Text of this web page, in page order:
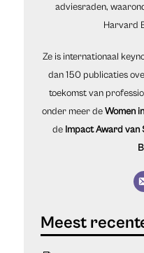
adviesraden,
Harvard
Ze is internationaal
dan 150 publicaties
toekomst van
onder meer deWomen
de Impact Award van